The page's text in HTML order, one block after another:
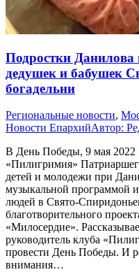
Подростки Данилова
дедушек и бабушек
богадельни
Pегиональные новости,
Новости ЕпархийАвтор:
В День Победы, 9 мая 2022
«Пилигримия»
детей и молодежи при
музыкальной программой
людей в Свято-
благотворительного
«Милосердие».
руководитель клуба
провести День Победы. И
внимания…